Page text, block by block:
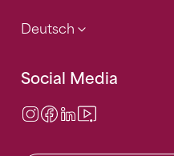
Deutsch
Social Media
Instagram
Facebook
LinkedIn